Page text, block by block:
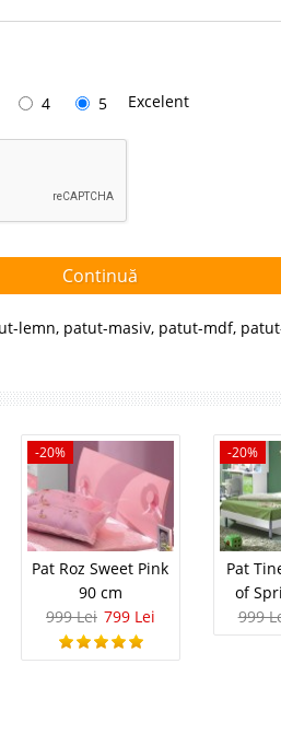
4 5 Excelent
Continuă
lemn, patut-masiv, patut-mdf,
-20%
Pat Roz Sweet Pink
90 cm
999 Lei 799 Lei
-20%
Pat
of
999